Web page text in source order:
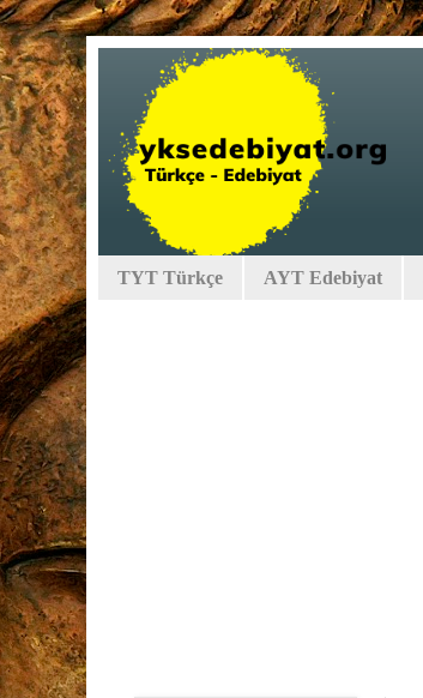
TYT Türkçe AYT Edebiyat